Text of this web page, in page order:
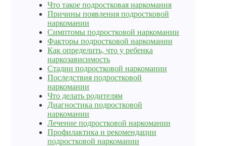
Что такое подростковая наркомания
Причины появления подростковой
наркомании
Симптомы подростковой наркомании
Факторы подростковой наркомании
Как определить, что у ребенка
наркозависимость
Стадии подростковой наркомании
Последствия подростковой
наркомании
Что делать родителям
Диагностика подростковой
наркомании
Лечение подростковой наркомании
Профилактика и рекомендации
подростковой наркомании